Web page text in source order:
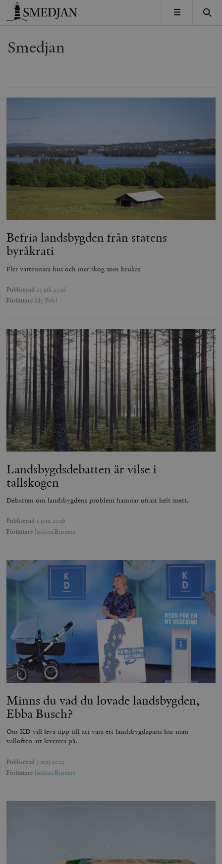
Timbro
MENY
Smedjan
Befria landsbygden från statens
byråkrati
Fler vattennära hus och mer skog som brukas
Publicerad 23 juli 2026
Författare My Pohl
Landsbygds­debatten är vilse i
tallskogen
Debatten om landsbygdens problem hamnar oftast helt snett.
Publicerad 1 juni 2026
Författare Joakim Broman
Minns du vad du lovade landsbygden,
Ebba Busch?
Om KD vill leva upp till att vara ett landsbygdsparti har man
vallöften att leverera på.
Publicerad 3 maj 2024
Författare Joakim Broman